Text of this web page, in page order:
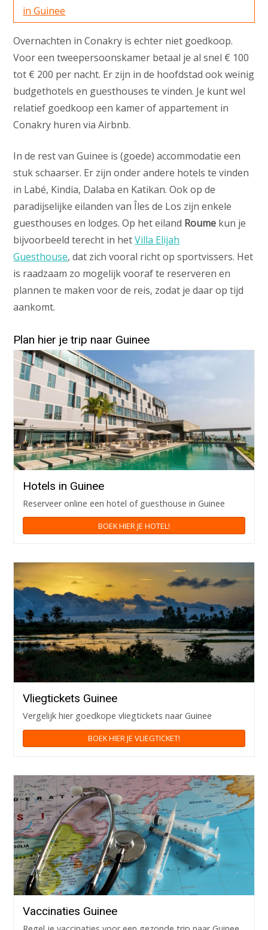
in Guinee
Overnachten in Conakry is echter niet goedkoop.
Voor een tweepersoonskamer betaal je al snel € 100
tot € 200 per nacht. Er zijn in de hoofdstad ook weinig
budgethotels en guesthouses te vinden. Je kunt wel
relatief goedkoop een kamer of appartement in
Conakry huren via Airbnb.
In de rest van Guinee is (goede) accommodatie een
stuk schaarser. Er zijn onder andere hotels te vinden
in Labé, Kindia, Dalaba en Katikan. Ook op de
paradijselijke eilanden van Îles de Los zijn enkele
guesthouses en lodges. Op het eiland Roume kun je
bijvoorbeeld terecht in hetVilla Elijah
Guesthouse, dat zich vooral richt op sportvissers. Het
is raadzaam zo mogelijk vooraf te reserveren en
plannen te maken voor de reis, zodat je daar op tijd
aankomt.
Plan hier je trip naar Guinee
Hotels in Guinee
Reserveer online een hotel of guesthouse in Guinee
BOEK HIER JE HOTEL!
Vliegtickets Guinee
Vergelijk hier goedkope vliegtickets naar Guinee
BOEK HIER JE VLIEGTICKET!
Vaccinaties Guinee